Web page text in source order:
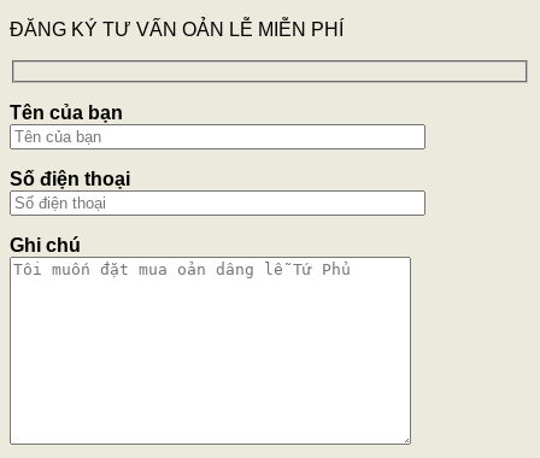
ĐĂNG KÝ TƯ VẤN OẢN LỄ MIỄN PHÍ
Tên của bạn
Số điện thoại
Ghi chú